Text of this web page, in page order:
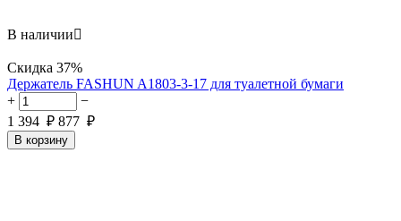
В наличии
Скидка 37%
Держатель FASHUN A1803-3-17 для туалетной бумаги
+
−
1 394 ₽ 877 ₽
В корзину